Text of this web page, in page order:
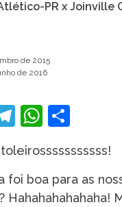
PR x Joinville
de 2015
de 2016
Telegram
foi boa para as
Hahahahahahaha!